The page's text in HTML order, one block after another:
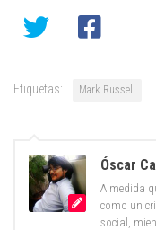
Etiquetas: Mark Russell
Óscar
A medida
como un
social,